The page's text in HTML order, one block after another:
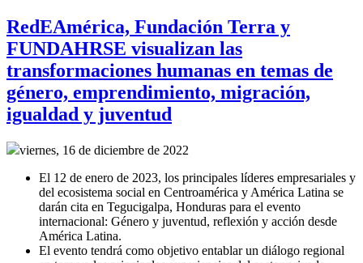
RedEAmérica, Fundación Terra y
FUNDAHRSE visualizan las
transformaciones humanas en temas de
género, emprendimiento, migración,
igualdad y juventud
viernes, 16 de diciembre de 2022
El 12 de enero de 2023, los principales líderes empresariales y
del ecosistema social en Centroamérica y América Latina se
darán cita en Tegucigalpa, Honduras para el evento
internacional: Género y juventud, reflexión y acción desde
América Latina.
El evento tendrá como objetivo entablar un diálogo regional